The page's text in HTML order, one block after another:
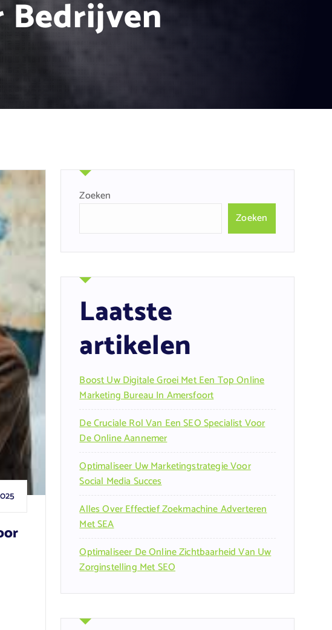
Bedrijven
Zoeken
Zoeken
Laatste
artikelen
Boost Uw Digitale Groei Met Een Top Online
Marketing Bureau In Amersfoort
De Cruciale Rol Van Een SEO Specialist Voor
De Online Aannemer
Optimaliseer Uw Marketingstrategie Voor
Social Media Succes
Alles Over Effectief Zoekmachine Adverteren
Met SEA
Optimaliseer De Online Zichtbaarheid Van Uw
Zorginstelling Met SEO